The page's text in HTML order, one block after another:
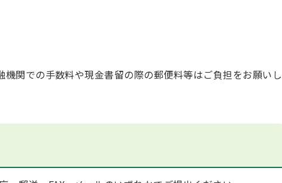
機関での手数料や現金書留の際の郵便料等はご負担をお願いし